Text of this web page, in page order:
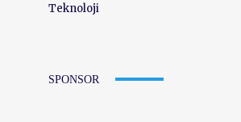
Teknoloji
SPONSOR